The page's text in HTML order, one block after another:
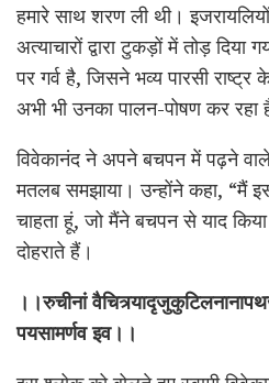
हमारे साथ शरण ली थी।
अत्याचारों द्वारा टुकड़ों में तोड़
पर गर्व है, जिसने भव्य पारसी
अभी भी उनका पालन-पोषण कर रहा
विवेकानंद ने अपने बचपन में पढ़ने
मतलब समझाया। उन्होंने कहा, “मैं
चाहता हूं, जो मैंने बचपन से याद
दोहराते हैं।
।।रुचीनां
पयसामर्णव इव।।